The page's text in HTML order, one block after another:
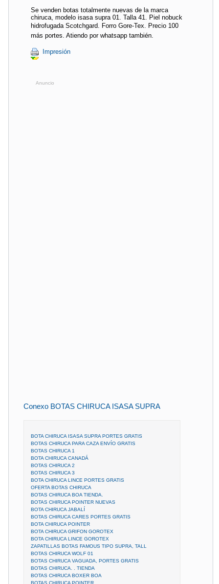
Se venden botas totalmente nuevas de la marca
chiruca, modelo isasa supra 01. Talla 41. Piel nobuck
hidrofugada Scotchgard. Forro Gore-Tex. Precio 100
más portes. Atiendo por whatsapp también.
Impresión
Anuncio
Conexo BOTAS CHIRUCA ISASA SUPRA
BOTA CHIRUCA ISASA SUPRA PORTES GRATIS
BOTAS CHIRUCA PARA CAZA ENVÍO GRATIS
BOTAS CHIRUCA 1
BOTA CHIRUCA CANADÁ
BOTAS CHIRUCA 2
BOTAS CHIRUCA 3
BOTA CHIRUCA LINCE PORTES GRATIS
OFERTA BOTAS CHIRUCA
BOTAS CHIRUCA BOA TIENDA.
BOTAS CHIRUCA POINTER NUEVAS
BOTA CHIRUCA JABALÍ
BOTAS CHIRUCA CARES PORTES GRATIS
BOTA CHIRUCA POINTER
BOTA CHIRUCA GRIFON GOROTEX
BOTA CHIRUCA LINCE GOROTEX
ZAPATILLAS BOTAS FAMOUS TIPO SUPRA, TALL
BOTAS CHIRUCA WOLF 01
BOTAS CHIRUCA VAGUADA, PORTES GRATIS
BOTAS CHIRUCA. . TIENDA
BOTAS CHIRUCA BOXER BOA